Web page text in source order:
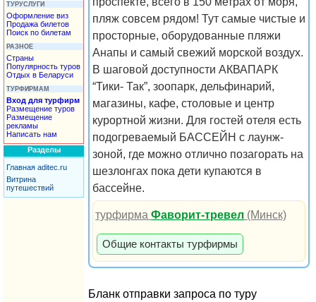
ТУРУСЛУГИ
Оформление виз
Продажа билетов
Поиск по билетам
РАЗНОЕ
Страны
Популярность туров
Отдых в Беларуси
ТУРФИРМАМ
Вход для турфирм
Размещение туров
Размещение
рекламы
Написать нам
Разделы
Главная aditec.ru
Витрина
путешествий
пляж совсем рядом! Тут самые чистые и
просторные, оборудованные пляжи
Анапы и самый свежий морской воздух.
В шаговой доступности АКВАПАРК
“Тики- Так”, зоопарк, дельфинарий,
магазины, кафе, столовые и центр
курортной жизни. Для гостей отеля есть
подогреваемый БАССЕЙН с лаунж-
зоной, где можно отлично позагорать на
шезлонгах пока дети купаются в
бассейне.
турфирмаФаворит-тревел (Минск)
Общие контакты турфирмы
Бланк отправки запроса по туру